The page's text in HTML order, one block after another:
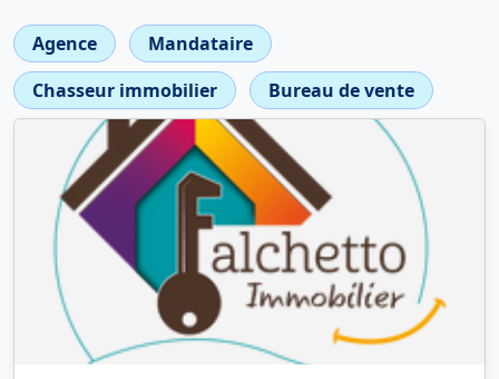
Agence
Mandataire
Chasseur immobilier
Bureau de vente